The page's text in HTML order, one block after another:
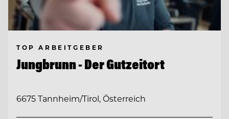
TOP ARBEITGEBER
Jungbrunn - Der Gutzeitort
6675 Tannheim/Tirol, Österreich